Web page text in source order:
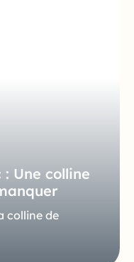
Une colline
colline de